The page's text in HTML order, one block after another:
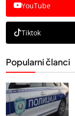
YouTube
Tiktok
Popularni članci